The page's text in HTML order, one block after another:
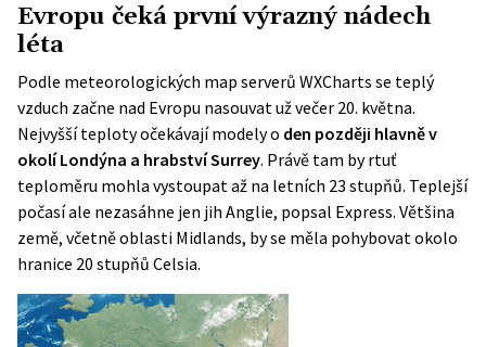
Evropu čeká první výrazný nádech
léta
Podle meteorologických map serverů WXCharts se teplý
vzduch začne nad Evropu nasouvat už večer 20. května.
Nejvyšší teploty očekávají modely o den později hlavně v
okolí Londýna a hrabství Surrey. Právě tam by rtuť
teploměru mohla vystoupat až na letních 23 stupňů. Teplejší
počasí ale nezasáhne jen jih Anglie, popsal Express. Většina
země, včetně oblasti Midlands, by se měla pohybovat okolo
hranice 20 stupňů Celsia.